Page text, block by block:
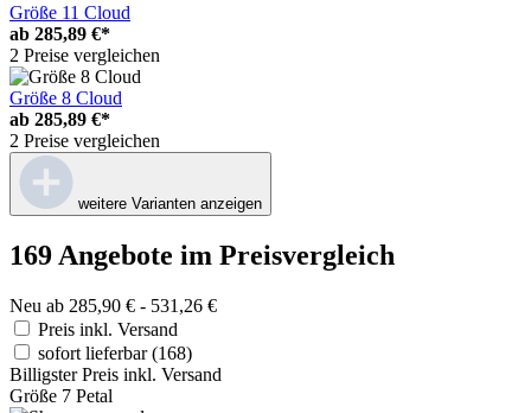
Größe 11 Cloud
ab 285,89 €*
2 Preise vergleichen
Größe 8 Cloud
ab 285,89 €*
2 Preise vergleichen
weitere Varianten anzeigen
169 Angebote im Preisvergleich
Neu ab 285,90 € - 531,26 €
Preis inkl. Versand
sofort lieferbar(168)
Billigster Preis inkl. Versand
Größe 7 Petal